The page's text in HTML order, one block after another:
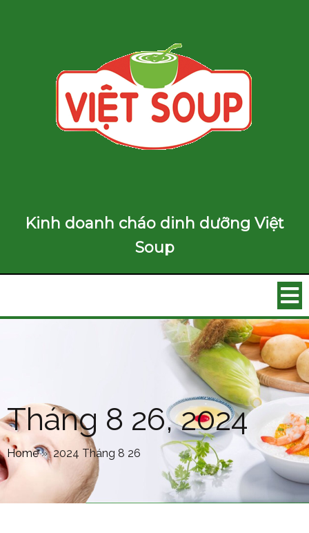
Kinh doanh cháo dinh dưỡng Việt
Soup
Tháng 8 26, 2024
Home»2024 Tháng 8 26